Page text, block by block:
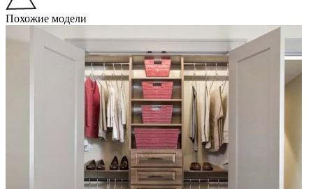
Похожие модели